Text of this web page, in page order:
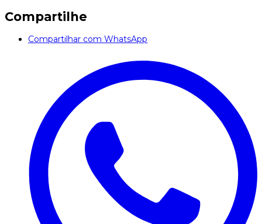
Compartilhe
Compartilhar com WhatsApp